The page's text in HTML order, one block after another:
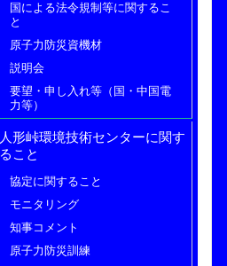
国による法令規制等に関するこ
と
原子力防災資機材
説明会
要望・申し入れ等（国・中国電
力等）
人形峠環境技術センターに関す
ること
協定に関すること
モニタリング
知事コメント
原子力防災訓練